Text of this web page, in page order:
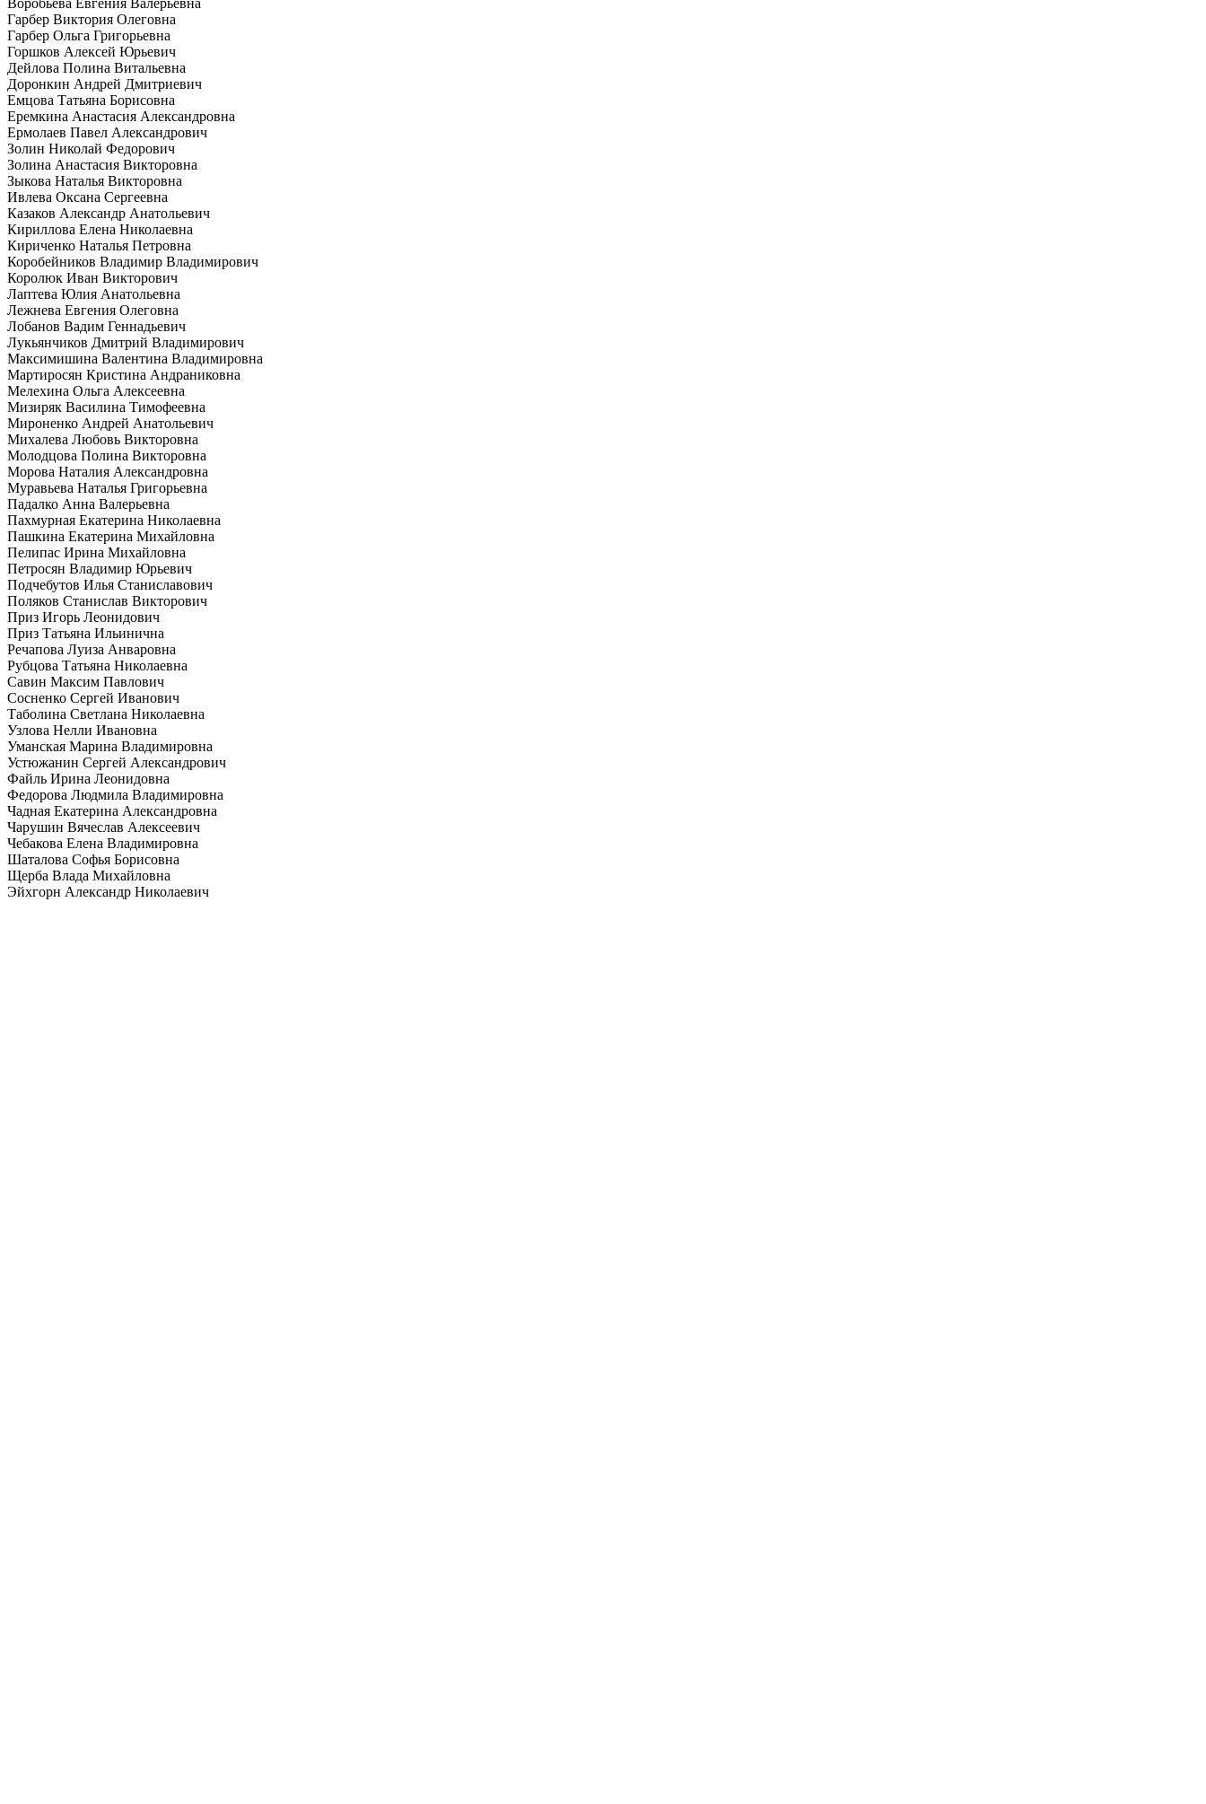
Гарбер Виктория Олеговна
Гарбер Ольга Григорьевна
Горшков Алексей Юрьевич
Дейлова Полина Витальевна
Доронкин Андрей Дмитриевич
Емцова Татьяна Борисовна
Еремкина Анастасия Александровна
Ермолаев Павел Александрович
Золин Николай Федорович
Золина Анастасия Викторовна
Зыкова Наталья Викторовна
Ивлева Оксана Сергеевна
Казаков Александр Анатольевич
Кириллова Елена Николаевна
Кириченко Наталья Петровна
Коробейников Владимир Владимирович
Королюк Иван Викторович
Лаптева Юлия Анатольевна
Лежнева Евгения Олеговна
Лобанов Вадим Геннадьевич
Лукьянчиков Дмитрий Владимирович
Максимишина Валентина Владимировна
Мартиросян Кристина Андраниковна
Мелехина Ольга Алексеевна
Мизиряк Василина Тимофеевна
Мироненко Андрей Анатольевич
Михалева Любовь Викторовна
Молодцова Полина Викторовна
Морова Наталия Александровна
Муравьева Наталья Григорьевна
Падалко Анна Валерьевна
Пахмурная Екатерина Николаевна
Пашкина Екатерина Михайловна
Пелипас Ирина Михайловна
Петросян Владимир Юрьевич
Подчебутов Илья Станиславович
Поляков Станислав Викторович
Приз Игорь Леонидович
Приз Татьяна Ильинична
Речапова Луиза Анваровна
Рубцова Татьяна Николаевна
Савин Максим Павлович
Сосненко Сергей Иванович
Таболина Светлана Николаевна
Узлова Нелли Ивановна
Уманская Марина Владимировна
Устюжанин Сергей Александрович
Файль Ирина Леонидовна
Федорова Людмила Владимировна
Чадная Екатерина Александровна
Чарушин Вячеслав Алексеевич
Чебакова Елена Владимировна
Шаталова Софья Борисовна
Щерба Влада Михайловна
Эйхгорн Александр Николаевич